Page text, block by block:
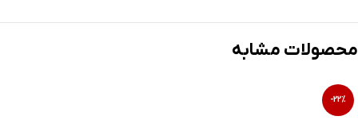
محصولات مشابه
-22%